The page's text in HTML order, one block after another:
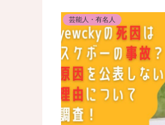
芸能人・有名人